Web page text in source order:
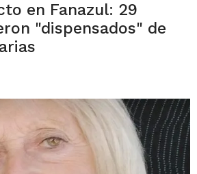
en Fanazul: 29
"dispensados" de